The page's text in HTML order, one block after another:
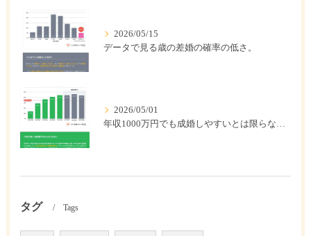
2026/05/15
データで見る歳の差婚の確率の低さ。
2026/05/01
年収1000万円でも成婚しやすいとは限らない? 「年収帯別の成婚率」のリアル
タグ Tags